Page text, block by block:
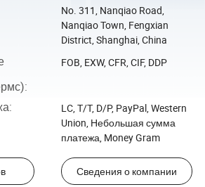
No. 311, Nanqiao Road,
Nanqiao Town, Fengxian
District, Shanghai, China
:
FOB, EXW, CFR, CIF, DDP
:
LC, T/T, D/P, PayPal, Western
Union, Небольшая сумма
платежа, Money Gram
Сведения о компании